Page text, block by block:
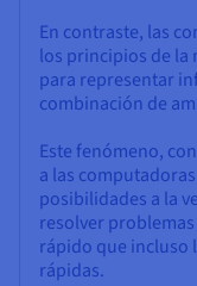
En contraste, las
los principios de la
para representar
combinación de
Este fenómeno,
a las
posibilidades a la
resolver
rápido que incluso
rápidas.